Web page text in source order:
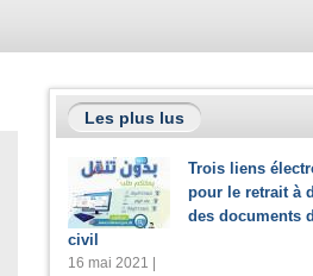
Les plus lus
Trois liens
pour le retrait à
des documents
civil
16 mai 2021 |